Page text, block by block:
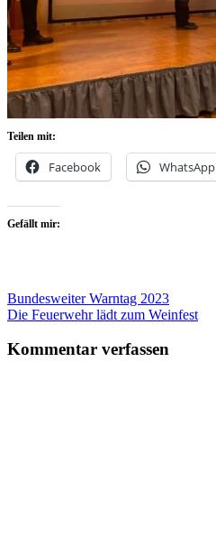
Teilen mit:
Facebook WhatsApp
Gefällt mir:
Beitragsnavigation
Bundesweiter Warntag 2023
Die Feuerwehr lädt zum Weinfest
Kommentar verfassen